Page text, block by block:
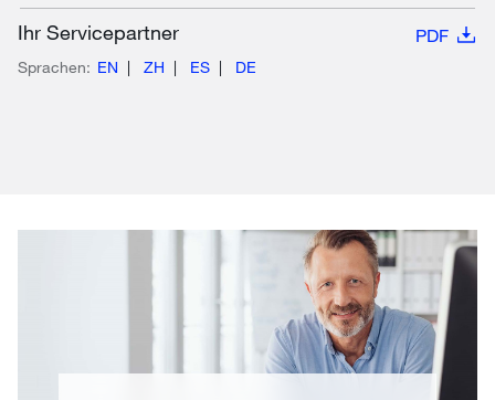
Ihr Servicepartner PDF
Sprachen: EN ZH ES DE